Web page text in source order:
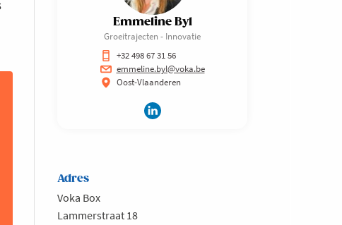
Emmeline Byl
Groeitrajecten - Innovatie
+32 498 67 31 56
emmeline.byl@voka.be
Oost-Vlaanderen
Adres
Voka Box
Lammerstraat 18